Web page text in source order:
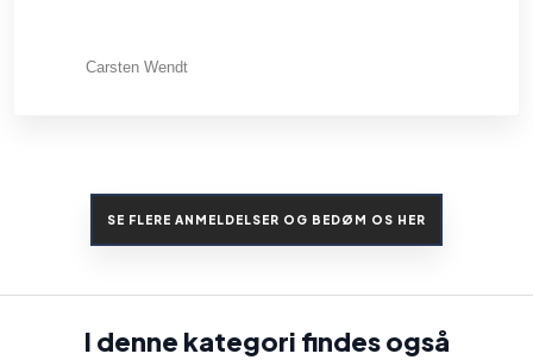
Carsten Wendt
SE FLERE ANMELDELSER OG BEDØM OS HER​
I denne kategori findes også​